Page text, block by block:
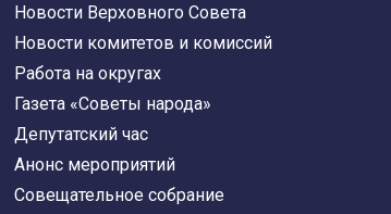
Новости Верховного Совета
Новости комитетов и комиссий
Работа на округах
Газета «Советы народа»
Депутатский час
Анонс мероприятий
Совещательное собрание